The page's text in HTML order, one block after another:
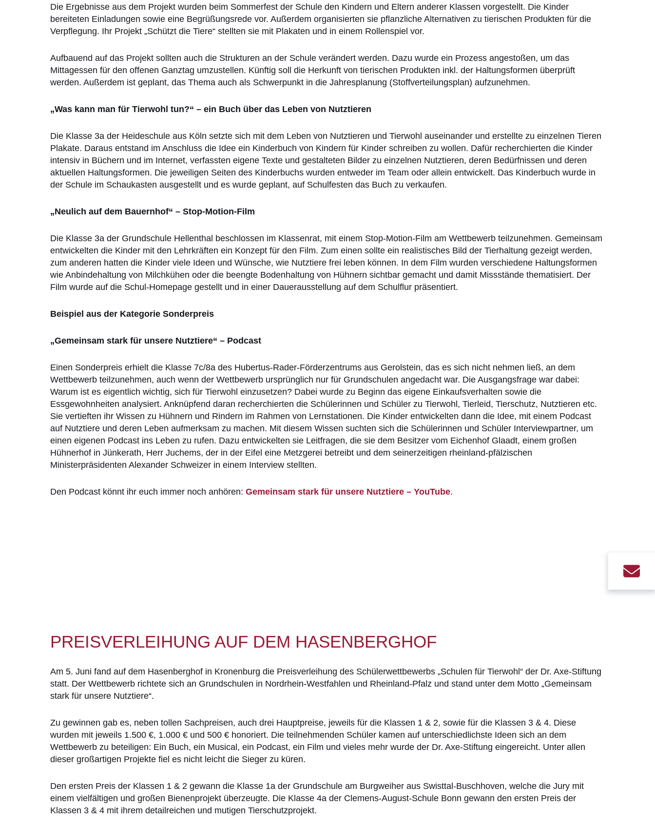
Die Ergebnisse aus dem Projekt wurden beim Sommerfest der Schule den Kindern und Eltern anderer Klassen vorgestellt. Die Kinder
bereiteten Einladungen sowie eine Begrüßungsrede vor. Außerdem organisierten sie pflanzliche Alternativen zu tierischen Produkten für die
Verpflegung. Ihr Projekt „Schützt die Tiere“ stellten sie mit Plakaten und in einem Rollenspiel vor.
Aufbauend auf das Projekt sollten auch die Strukturen an der Schule verändert werden. Dazu wurde ein Prozess angestoßen, um das
Mittagessen für den offenen Ganztag umzustellen. Künftig soll die Herkunft von tierischen Produkten inkl. der Haltungsformen überprüft
werden. Außerdem ist geplant, das Thema auch als Schwerpunkt in die Jahresplanung (Stoffverteilungsplan) aufzunehmen.
„Was kann man für Tierwohl tun?“ – ein Buch über das Leben von Nutztieren
Die Klasse 3a der Heideschule aus Köln setzte sich mit dem Leben von Nutztieren und Tierwohl auseinander und erstellte zu einzelnen Tieren
Plakate. Daraus entstand im Anschluss die Idee ein Kinderbuch von Kindern für Kinder schreiben zu wollen. Dafür recherchierten die Kinder
intensiv in Büchern und im Internet, verfassten eigene Texte und gestalteten Bilder zu einzelnen Nutztieren, deren Bedürfnissen und deren
aktuellen Haltungsformen. Die jeweiligen Seiten des Kinderbuchs wurden entweder im Team oder allein entwickelt. Das Kinderbuch wurde in
der Schule im Schaukasten ausgestellt und es wurde geplant, auf Schulfesten das Buch zu verkaufen.
„Neulich auf dem Bauernhof“ – Stop-Motion-Film
Die Klasse 3a der Grundschule Hellenthal beschlossen im Klassenrat, mit einem Stop-Motion-Film am Wettbewerb teilzunehmen. Gemeinsam
entwickelten die Kinder mit den Lehrkräften ein Konzept für den Film. Zum einen sollte ein realistisches Bild der Tierhaltung gezeigt werden,
zum anderen hatten die Kinder viele Ideen und Wünsche, wie Nutztiere frei leben können. In dem Film wurden verschiedene Haltungsformen
wie Anbindehaltung von Milchkühen oder die beengte Bodenhaltung von Hühnern sichtbar gemacht und damit Missstände thematisiert. Der
Film wurde auf die Schul-Homepage gestellt und in einer Dauerausstellung auf dem Schulflur präsentiert.
Beispiel aus der Kategorie Sonderpreis
„Gemeinsam stark für unsere Nutztiere“ – Podcast
Einen Sonderpreis erhielt die Klasse 7c/8a des Hubertus-Rader-Förderzentrums aus Gerolstein, das es sich nicht nehmen ließ, an dem
Wettbewerb teilzunehmen, auch wenn der Wettbewerb ursprünglich nur für Grundschulen angedacht war. Die Ausgangsfrage war dabei:
Warum ist es eigentlich wichtig, sich für Tierwohl einzusetzen? Dabei wurde zu Beginn das eigene Einkaufsverhalten sowie die
Essgewohnheiten analysiert. Anknüpfend daran recherchierten die Schülerinnen und Schüler zu Tierwohl, Tierleid, Tierschutz, Nutztieren etc.
Sie vertieften ihr Wissen zu Hühnern und Rindern im Rahmen von Lernstationen. Die Kinder entwickelten dann die Idee, mit einem Podcast
auf Nutztiere und deren Leben aufmerksam zu machen. Mit diesem Wissen suchten sich die Schülerinnen und Schüler Interviewpartner, um
einen eigenen Podcast ins Leben zu rufen. Dazu entwickelten sie Leitfragen, die sie dem Besitzer vom Eichenhof Glaadt, einem großen
Hühnerhof in Jünkerath, Herr Juchems, der in der Eifel eine Metzgerei betreibt und dem seinerzeitigen rheinland-pfälzischen
Ministerpräsidenten Alexander Schweizer in einem Interview stellten.
Den Podcast könnt ihr euch immer noch anhören: Gemeinsam stark für unsere Nutztiere – YouTube.
PREISVERLEIHUNG AUF DEM HASENBERGHOF
Am 5. Juni fand auf dem Hasenberghof in Kronenburg die Preisverleihung des Schülerwettbewerbs „Schulen für Tierwohl“ der Dr. Axe-Stiftung
statt. Der Wettbewerb richtete sich an Grundschulen in Nordrhein-Westfahlen und Rheinland-Pfalz und stand unter dem Motto „Gemeinsam
stark für unsere Nutztiere“.
Zu gewinnen gab es, neben tollen Sachpreisen, auch drei Hauptpreise, jeweils für die Klassen 1 & 2, sowie für die Klassen 3 & 4. Diese
wurden mit jeweils 1.500 €, 1.000 € und 500 € honoriert. Die teilnehmenden Schüler kamen auf unterschiedlichste Ideen sich an dem
Wettbewerb zu beteiligen: Ein Buch, ein Musical, ein Podcast, ein Film und vieles mehr wurde der Dr. Axe-Stiftung eingereicht. Unter allen
dieser großartigen Projekte fiel es nicht leicht die Sieger zu küren.
Den ersten Preis der Klassen 1 & 2 gewann die Klasse 1a der Grundschule am Burgweiher aus Swisttal-Buschhoven, welche die Jury mit
einem vielfältigen und großen Bienenprojekt überzeugte. Die Klasse 4a der Clemens-August-Schule Bonn gewann den ersten Preis der
Klassen 3 & 4 mit ihrem detailreichen und mutigen Tierschutzprojekt.